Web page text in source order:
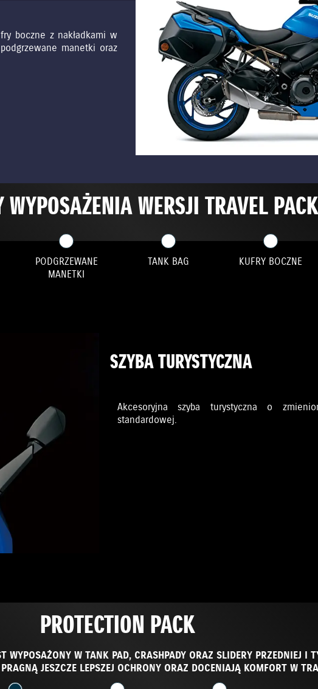
boczne z nakładkami w
manetki oraz
WYPOSAŻENIA WERSJI TRAVEL PACK
PODGRZEWANE
MANETKI
TANK BAG KUFRY BOCZNE
SZYBA TURYSTYCZNA
Akcesoryjna szyba turystyczna o
standardowej.
PROTECTION PACK
WYPOSAŻONY W TANK PAD, CRASHPADY ORAZ SLIDERY PRZEDNIEJ I
JESZCZE LEPSZEJ OCHRONY ORAZ DOCENIAJĄ KOMFORT W